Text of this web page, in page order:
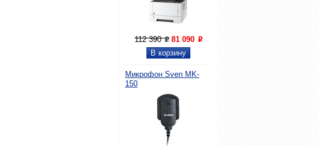
112 390P 81 090 P
Микрофон Sven MK-
150